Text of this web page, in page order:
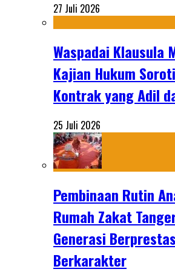
27 Juli 2026
Waspadai Klausula
Kajian Hukum
Kontrak yang Adil
25 Juli 2026
Pembinaan Rutin
Rumah Zakat
Generasi
Berkarakter